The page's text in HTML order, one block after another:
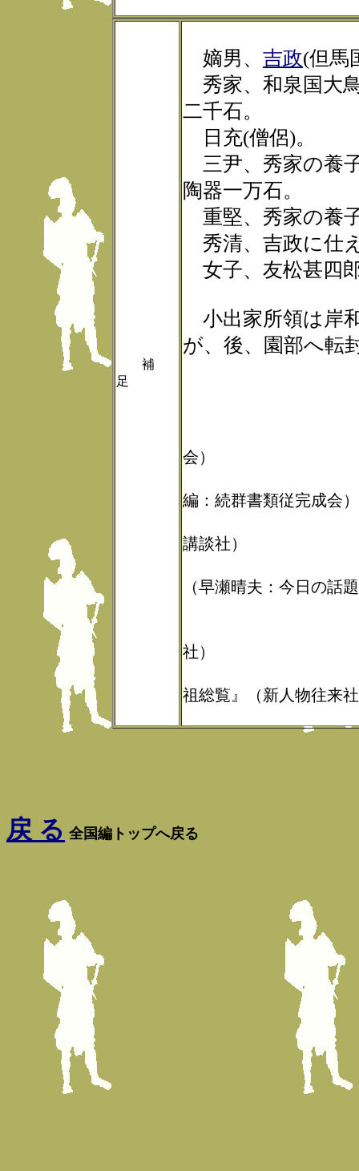
補
足
嫡男、 吉政(但馬
秀家、和泉国大
二千石。
日充(僧侶)。
三尹、秀家の養
陶器一万石。
重堅、秀家の養
秀清、吉政に仕
女子、友松甚四
小出家所領は岸
が、後、園部へ転
会）
編：続群書類従完成会）
講談社）
（早瀬晴夫：今日の話
社）
祖総覧』（新人物往来
戻 る 全国編トップへ戻る